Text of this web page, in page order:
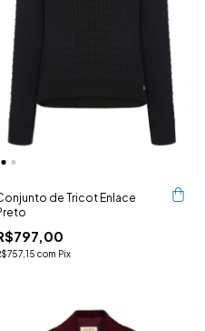
de Tricot Enlace
com Pix